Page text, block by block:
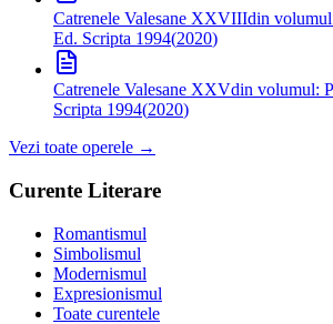
Catrenele Valesane XXVIIIdin
Ed. Scripta 1994(2020)
Catrenele Valesane XXVdin volumul:
Scripta 1994(2020)
Vezi toate operele →
Curente Literare
Romantismul
Simbolismul
Modernismul
Expresionismul
Toate curentele